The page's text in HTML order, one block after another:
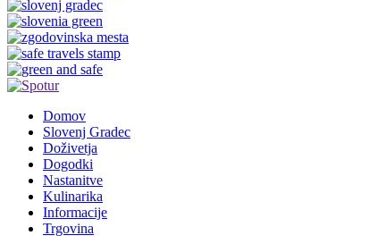
Domov
Slovenj Gradec
Doživetja
Dogodki
Nastanitve
Kulinarika
Informacije
Trgovina